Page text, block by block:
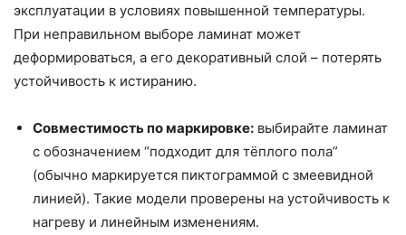
эксплуатации в условиях повышенной температуры.
При неправильном выборе ламинат может
деформироваться, а его декоративный слой – потерять
устойчивость к истиранию.
Совместимость по маркировке: выбирайте ламинат
с обозначением “подходит для тёплого пола”
(обычно маркируется пиктограммой с змеевидной
линией). Такие модели проверены на устойчивость к
нагреву и линейным изменениям.